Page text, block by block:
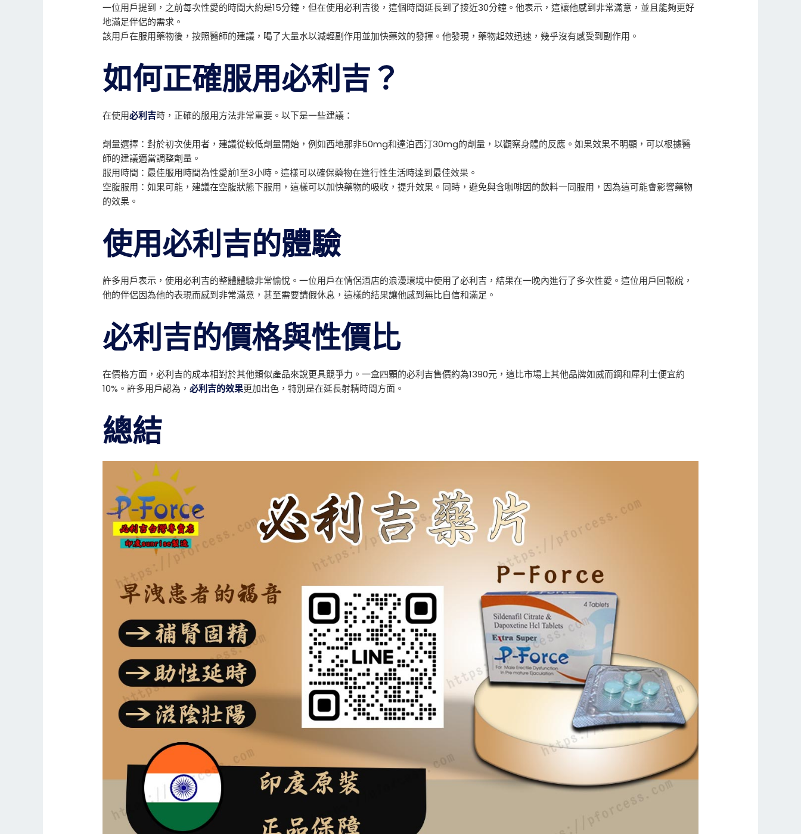
一位用戶提到，之前每次性愛的時間大約是15分鐘，但在使用必利吉後，這個時間延長到了接近30分鐘。他表示，這讓他感到非常滿意，並且能夠更好
地滿足伴侶的需求。
該用戶在服用藥物後，按照醫師的建議，喝了大量水以減輕副作用並加快藥效的發揮。他發現，藥物起效迅速，幾乎沒有感受到副作用。
如何正確服用必利吉？
在使用必利吉時，正確的服用方法非常重要。以下是一些建議：
劑量選擇：對於初次使用者，建議從較低劑量開始，例如西地那非50mg和達泊西汀30mg的劑量，以觀察身體的反應。如果效果不明顯，可以根據醫
師的建議適當調整劑量。
服用時間：最佳服用時間為性愛前1至3小時。這樣可以確保藥物在進行性生活時達到最佳效果。
空腹服用：如果可能，建議在空腹狀態下服用，這樣可以加快藥物的吸收，提升效果。同時，避免與含咖啡因的飲料一同服用，因為這可能會影響藥物
的效果。
使用必利吉的體驗
許多用戶表示，使用必利吉的整體體驗非常愉悅。一位用戶在情侶酒店的浪漫環境中使用了必利吉，結果在一晚內進行了多次性愛。這位用戶回報說，
他的伴侶因為他的表現而感到非常滿意，甚至需要請假休息，這樣的結果讓他感到無比自信和滿足。
必利吉的價格與性價比
在價格方面，必利吉的成本相對於其他類似產品來說更具競爭力。一盒四顆的必利吉售價約為1390元，這比市場上其他品牌如威而鋼和犀利士便宜約
10%。許多用戶認為，必利吉的效果更加出色，特別是在延長射精時間方面。
總結